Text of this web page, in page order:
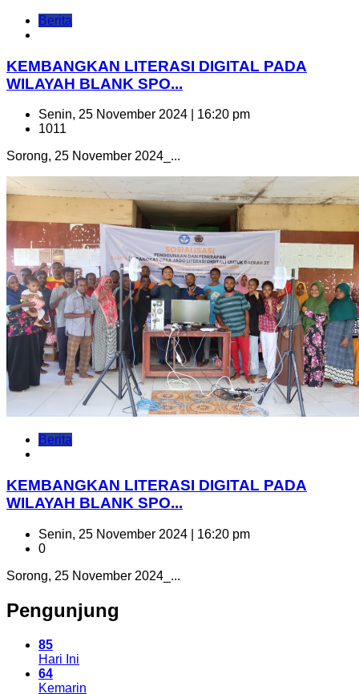
Berita
KEMBANGKAN LITERASI DIGITAL PADA
WILAYAH BLANK SPO...
Senin, 25 November 2024 | 16:20 pm
1011
Sorong, 25 November 2024_...
Berita
KEMBANGKAN LITERASI DIGITAL PADA
WILAYAH BLANK SPO...
Senin, 25 November 2024 | 16:20 pm
0
Sorong, 25 November 2024_...
Pengunjung
85
Hari Ini
64
Kemarin